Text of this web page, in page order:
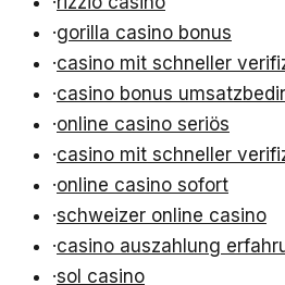
·gorilla casino bonus
·casino mit schneller
·casino bonus
·online casino seriös
·casino mit schneller
·online casino sofort
·schweizer online casino
·casino auszahlung
·sol casino